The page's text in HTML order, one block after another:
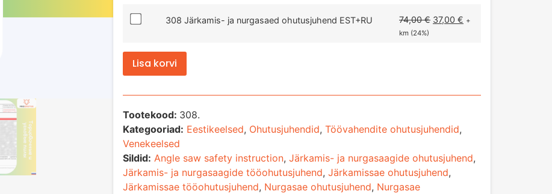
308 Järkamis- ja nurgasaed ohutusjuhend EST+RU 74,00€ 37,00 € +
km (24%)
Lisa korvi
Tootekood: 308.
Kategooriad: Eestikeelsed, Ohutusjuhendid, Töövahendite ohutusjuhendid,
Venekeelsed
Sildid: Angle saw safety instruction, Järkamis- ja nurgasaagide ohutusjuhend,
Järkamis- ja nurgasaagide tööohutusjuhend, Järkamissae ohutusjuhend,
Järkamissae tööohutusjuhend, Nurgasae ohutusjuhend, Nurgasae